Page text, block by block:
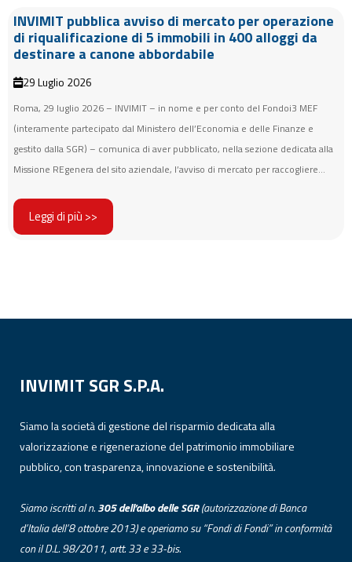
INVIMIT pubblica avviso di mercato per operazione
di riqualificazione di 5 immobili in 400 alloggi da
destinare a canone abbordabile
29 Luglio 2026
Roma, 29 luglio 2026 – INVIMIT – in nome e per conto del Fondoi3 MEF
(interamente partecipato dal Ministero dell’Economia e delle Finanze e
gestito dalla SGR) – comunica di aver pubblicato, nella sezione dedicata alla
Missione REgenera del sito aziendale, l’avviso di mercato per raccogliere...
Leggi di più >>
INVIMIT SGR S.P.A.
Siamo la società di gestione del risparmio dedicata alla
valorizzazione e rigenerazione del patrimonio immobiliare
pubblico, con trasparenza, innovazione e sostenibilità.
Siamo iscritti al n.305 dell’albodelleSGR(autorizzazione di Banca
d’Italia dell’8 ottobre 2013) e operiamo su “Fondi di Fondi” in conformità
con il D.L. 98/2011, artt. 33 e 33-bis.